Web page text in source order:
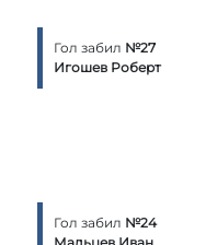
Гол забил №27
Игошев Роберт
Гол забил №24